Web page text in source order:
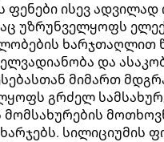
ისევ ადვილად
უზრუნველყოფს
ხარჯთაღლით
და
მიმართ
გრძელ
მომსახურების
სილიციუმის